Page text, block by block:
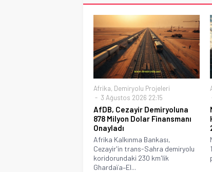
Afrika, Demiryolu Projeleri
3 Ağustos 2026 22:15
AfDB, Cezayir Demiryoluna
878 Milyon Dolar Finansmanı
Onayladı
Afrika Kalkınma Bankası,
Cezayir'in trans-Sahra demiryolu
koridorundaki 230 km'lik
Ghardaïa–El...